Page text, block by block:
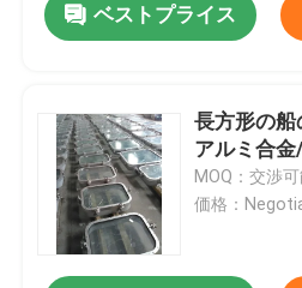
ベストプライス
長方形の
アルミ合
MOQ：交渉
価格：